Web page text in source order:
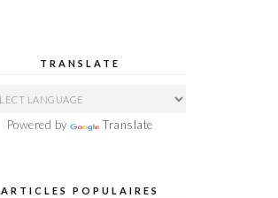
TRANSLATE
Powered by Translate
ARTICLES POPULAIRES